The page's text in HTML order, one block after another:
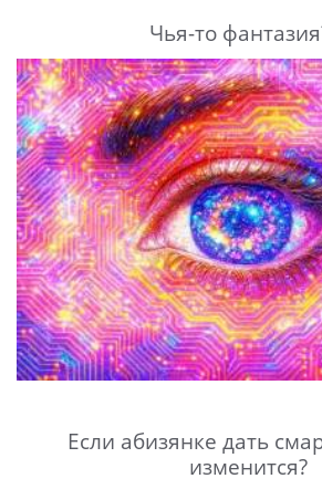
Чья-то
Если абизянке дать
изменится?